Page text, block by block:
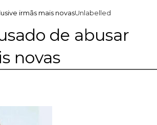
Unlabelled
irmãs mais novas
de abusar
novas